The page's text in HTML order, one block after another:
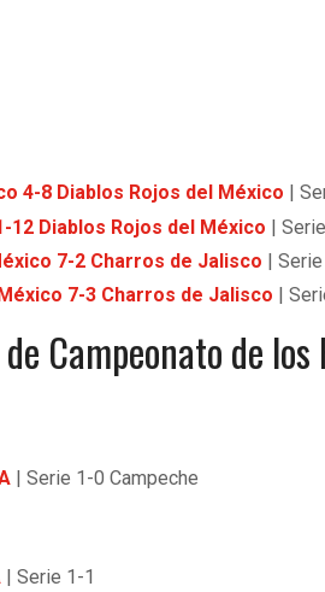
4-8 Diablos Rojos del México |
12 Diablos Rojos del México |
7-2 Charros de Jalisco |
7-3 Charros de Jalisco |
Campeonato de
| Serie 1-0 Campeche
| Serie 1-1